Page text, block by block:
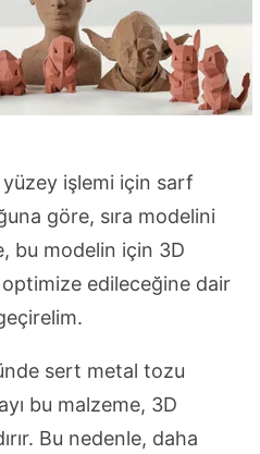
işlemi için sarf
göre, sıra modelini
bu modelin için 3D
optimize edileceğine dair
sert metal tozu
bu malzeme, 3D
Bu nedenle, daha